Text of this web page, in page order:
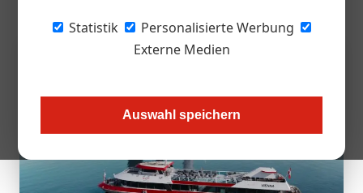
Statistik
Personalisierte Werbung
Externe Medien
Auswahl speichern